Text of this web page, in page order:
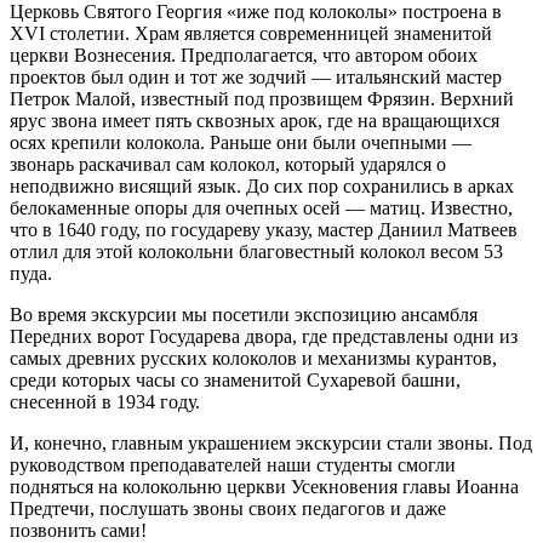
Церковь Святого Георгия «иже под колоколы» построена в
XVI столетии. Храм является современницей знаменитой
церкви Вознесения. Предполагается, что автором обоих
проектов был один и тот же зодчий — итальянский мастер
Петрок Малой, известный под прозвищем Фрязин. Верхний
ярус звона имеет пять сквозных арок, где на вращающихся
осях крепили колокола. Раньше они были очепными —
звонарь раскачивал сам колокол, который ударялся о
неподвижно висящий язык. До сих пор сохранились в арках
белокаменные опоры для очепных осей — матиц. Известно,
что в 1640 году, по государеву указу, мастер Даниил Матвеев
отлил для этой колокольни благовестный колокол весом 53
пуда.
Во время экскурсии мы посетили экспозицию ансамбля
Передних ворот Государева двора, где представлены одни из
самых древних русских колоколов и механизмы курантов,
среди которых часы со знаменитой Сухаревой башни,
снесенной в 1934 году.
И, конечно, главным украшением экскурсии стали звоны. Под
руководством преподавателей наши студенты смогли
подняться на колокольню церкви Усекновения главы Иоанна
Предтечи, послушать звоны своих педагогов и даже
позвонить сами!